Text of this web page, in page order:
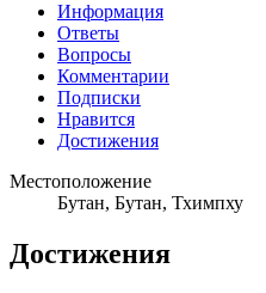
Информация
Ответы
Вопросы
Комментарии
Подписки
Нравится
Достижения
Местоположение
Бутан, Бутан, Тхимпху
Достижения